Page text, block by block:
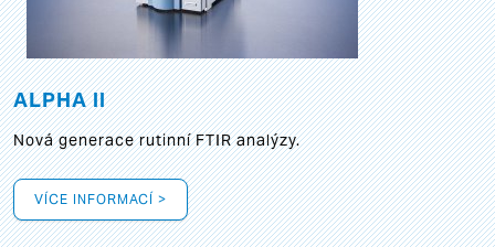
ALPHA II
Nová generace rutinní FTIR analýzy.
VÍCE INFORMACÍ >